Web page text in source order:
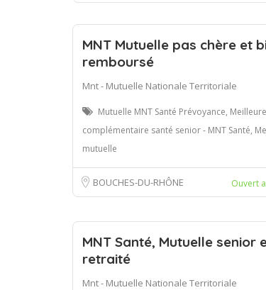
MNT Mutuelle pas chère et
remboursé
Mnt - Mutuelle Nationale Territoriale
Mutuelle MNT Santé Prévoyance, Meilleure
complémentaire santé senior - MNT Santé,
mutuelle
BOUCHES-DU-RHÔNE Ouvert
MNT Santé, Mutuelle senior
retraité
Mnt - Mutuelle Nationale Territoriale